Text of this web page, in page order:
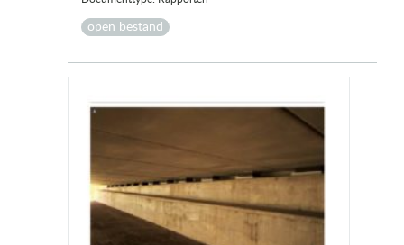
open bestand